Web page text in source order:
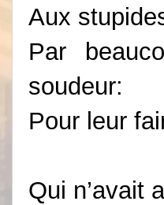
Aux
Par
soudeur:
Pour leur
Qui n’avait